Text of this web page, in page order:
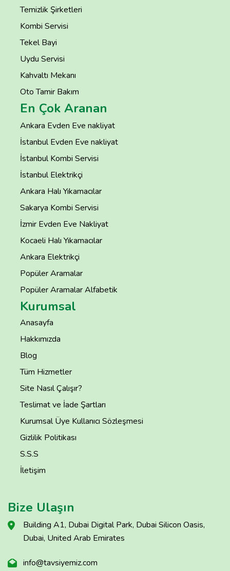
Temizlik Şirketleri
Kombi Servisi
Tekel Bayi
Uydu Servisi
Kahvaltı Mekanı
Oto Tamir Bakım
En Çok Aranan
Ankara Evden Eve nakliyat
İstanbul Evden Eve nakliyat
İstanbul Kombi Servisi
İstanbul Elektrikçi
Ankara Halı Yıkamacılar
Sakarya Kombi Servisi
İzmir Evden Eve Nakliyat
Kocaeli Halı Yıkamacılar
Ankara Elektrikçi
Popüler Aramalar
Popüler Aramalar Alfabetik
Kurumsal
Anasayfa
Hakkımızda
Blog
Tüm Hizmetler
Site Nasıl Çalışır?
Teslimat ve İade Şartları
Kurumsal Üye Kullanıcı Sözleşmesi
Gizlilik Politikası
S.S.S
İletişim
Bize Ulaşın
Building A1, Dubai Digital Park, Dubai Silicon Oasis,
Dubai, United Arab Emirates
info@tavsiyemiz.com